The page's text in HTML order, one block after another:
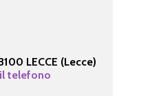
LECCE (Lecce)
telefono